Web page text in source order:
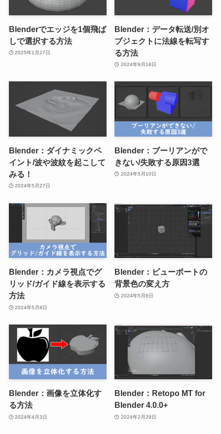
Blenderでエッジを1個飛ば
しで選択する方法
2025年1月27日
Blender：データ転送/別オ
ブジェクトに法線を転写す
る方法
2024年9月18日
Blender：ダイナミックペ
イント/波や波紋を起こして
みる！
2024年5月27日
Blender：ブーリアンがで
きない/失敗する原因3選
2024年5月10日
Blender：カメラ視点でグ
リッド/ガイド線を表示する
方法
2024年5月8日
Blender：ビューポートの
背景色の変え方
2024年5月6日
Blender：画像を立体化す
る方法
2024年4月3日
Blender：Retopo MT for
Blender 4.0.0+
2024年2月29日